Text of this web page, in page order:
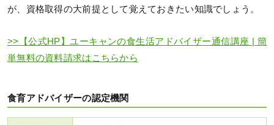
が、資格取得の大前提として覚えておきたい知識でしょう。
>>【公式HP】ユーキャンの食生活アドバイザー通信講座 | 簡
単無料の資料請求はこちらから
食育アドバイザーの認定機関